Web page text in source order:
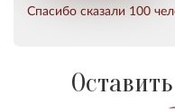
Спасибо сказали 100